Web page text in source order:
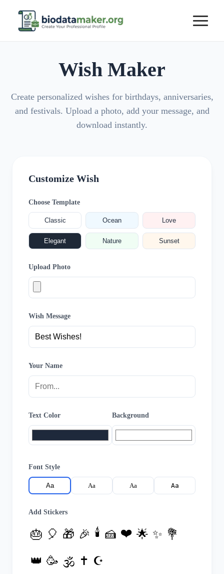
Wish Maker
Create personalized wishes for birthdays, anniversaries,
and festivals. Upload a photo, add your message, and
download instantly.
Customize Wish
Choose Template
Classic Ocean Love
Elegant Nature Sunset
Upload Photo
Wish Message
Your Name
Text Color Background
Font Style
Aa Aa Aa Aa
Add Stickers
🎂 🎈 🎁 🎉 🕯️ 🍰 ❤️ 🌟 ✨ 💐
👑 🥳 🕉️ ✝️ ☪️